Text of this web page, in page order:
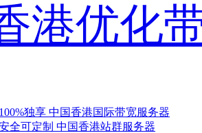
港优化
独享 中国香港国际带宽服务器
全可定制 中国香港站群服务器